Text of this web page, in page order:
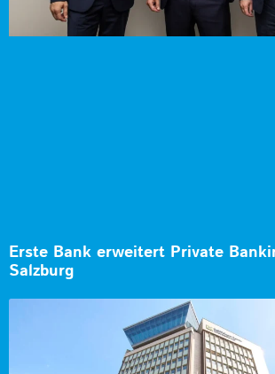
Erste Bank erweitert Private
Salzburg